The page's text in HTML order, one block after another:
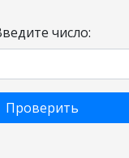
число:
Проверить